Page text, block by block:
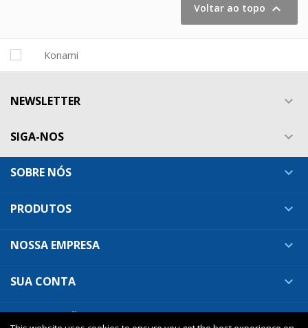
Voltar ao topo 
NEWSLETTER 
SIGA-NOS 
SOBRE NÓS 
PRODUTOS 
NOSSA EMPRESA 
SUA CONTA 